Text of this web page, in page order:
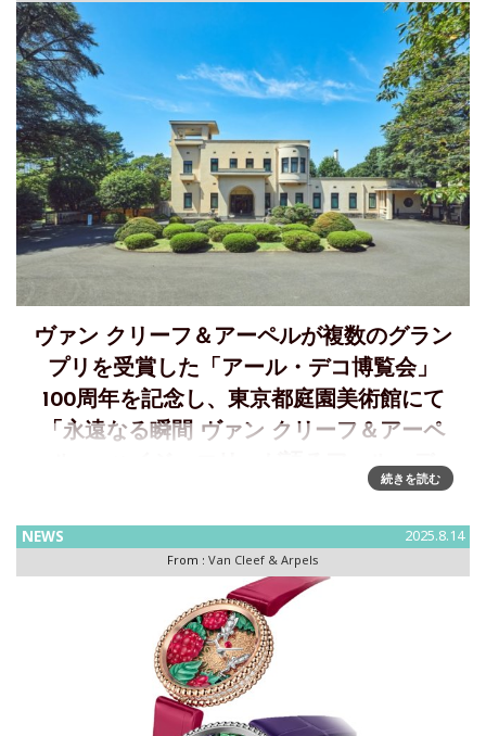
ヴァン クリーフ＆アーペルが複数のグラン
プリを受賞した「アール・デコ博覧会」
100周年を記念し、東京都庭園美術館にて
「永遠なる瞬間 ヴァン クリーフ＆アーペ
ル ― ハイジュエリーが語るアール・デ
「永遠なる瞬間 ヴァン クリーフ＆アーペル ― ハイジュエ
リーが語るアール・デコ」東京都庭園美術館にて開催~2025
年9月27日より 2026年1月18日まで東京都庭園美術館（港区
白金台）では、2025年9月27日（土）から2026年
続きを読む
NEWS 2025.8.14
From : Van Cleef & Arpels